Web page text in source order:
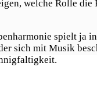
welche Rolle die
spielt ja
sich mit Musik